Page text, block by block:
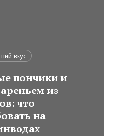
вкус
пончики и
из
что
на